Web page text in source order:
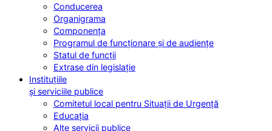
Conducerea
Organigrama
Componența
Programul de funcționare și de audiențe
Statul de funcții
Extrase din legislație
Instituțiile
și serviciile publice
Comitetul local pentru Situații de Urgență
Educația
Alte servicii publice